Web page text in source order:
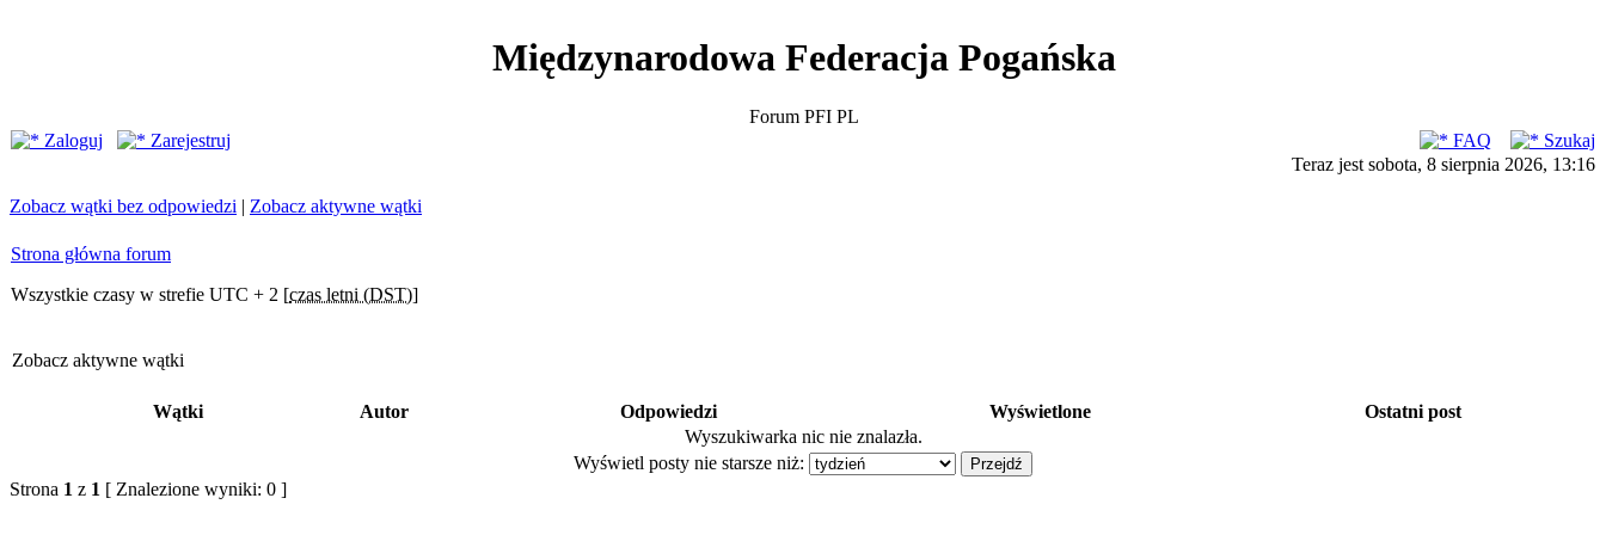
Międzynarodowa Federacja Pogańska
Forum PFI PL
Zaloguj
Zarejestruj FAQ
Szukaj
Teraz jest sobota, 8 sierpnia 2026, 13:16
Zobacz wątki bez odpowiedzi | Zobacz aktywne wątki
Strona główna forum
Wszystkie czasy w strefie UTC + 2 [czas letni (DST)]
Zobacz aktywne wątki
Wątki Autor Odpowiedzi Wyświetlone
Ostatni post
Wyszukiwarka nic nie znalazła.
Wyświetl posty nie starsze niż:
Strona 1 z 1 [ Znalezione wyniki: 0 ]